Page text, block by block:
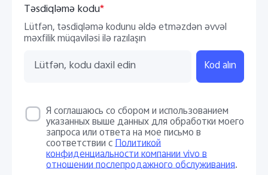
Təsdiqləmə kodu*
Lütfən, təsdiqləmə kodunu əldə etməzdən əvvəl
məxfilik müqaviləsi ilə razılaşın
Kod alın
Я соглашаюсь со сбором и использованием
указанных выше данных для обработки моего
запроса или ответа на мое письмо в
соответствии сПолитикой
конфиденциальности компании vivo в
отношении послепродажного обслуживания.